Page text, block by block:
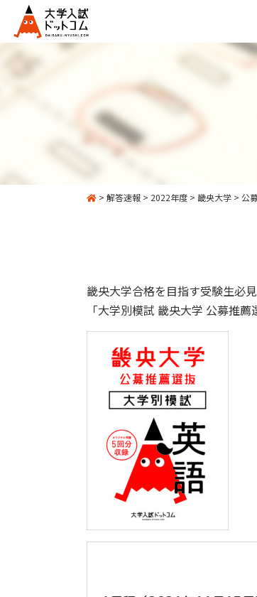
> 解答速報 > 2022年度 > 畿央大学 > 公
畿央大学合格を目指す受験生必見
「大学別模試 畿央大学 公募推